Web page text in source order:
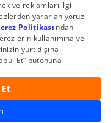
AŞ. Tüm Hakları